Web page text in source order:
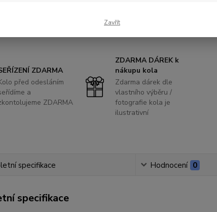
ZDARMA
před odesláním
a
ZDARMA
ZDARMA DÁREK k
nákupu kola
Zdarma dárek dle
vlastního výběru /
fotografie kola je
ilustrativní
specifikace Hodnocení 0
specifikace
Zavřít